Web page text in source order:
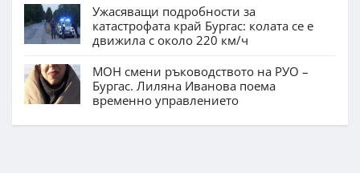
Ужасяващи подробности за
катастрофата край Бургас: колата се е
движила с около 220 км/ч
МОН смени ръководството на РУО –
Бургас. Лиляна Иванова поема
временно управлението